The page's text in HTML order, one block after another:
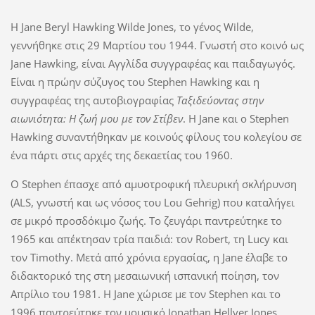
H Jane Beryl Hawking Wilde Jones, το γένος Wilde,
γεννήθηκε στις 29 Μαρτίου του 1944. Γνωστή στο κοινό ως
Jane Hawking, είναι Αγγλίδα συγγραφέας και παιδαγωγός.
Είναι η πρώην σύζυγος του Stephen Hawking και η
συγγραφέας της αυτοβιογραφίας Ταξιδεύοντας στην
αιωνιότητα: Η ζωή μου με τον Στίβεν. Η Jane και ο Stephen
Hawking συναντήθηκαν με κοινούς φίλους του κολεγίου σε
ένα πάρτι στις αρχές της δεκαετίας του 1960.
Ο Stephen έπασχε από αμυοτροφική πλευρική σκλήρυνση
(ALS, γνωστή και ως νόσος του Lou Gehrig) που καταλήγει
σε μικρό προσδόκιμο ζωής. Το ζευγάρι παντρεύτηκε το
1965 και απέκτησαν τρία παιδιά: τον Robert, τη Lucy και
τον Timothy. Μετά από χρόνια εργασίας, η Jane έλαβε το
διδακτορικό της στη μεσαιωνική ισπανική ποίηση, τον
Απρίλιο του 1981. Η Jane χώρισε με τον Stephen και το